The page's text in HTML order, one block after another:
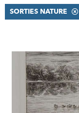
SORTIES NATURE
RÉSULTATS